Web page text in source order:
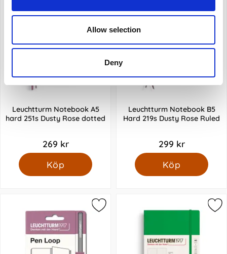
Allow selection
Deny
Leuchtturm Notebook A5
hard 251s Dusty Rose dotted
269 kr
Köp
Leuchtturm Notebook B5
Hard 219s Dusty Rose Ruled
299 kr
Köp